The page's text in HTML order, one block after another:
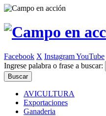
Facebook X InstagramYouTube
Ingrese palabra o frase a buscar:
AVICULTURA
Exportaciones
Ganaderia